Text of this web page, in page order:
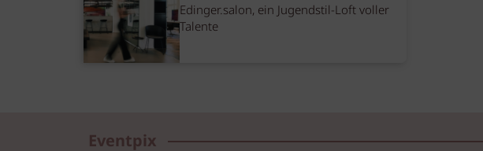
Edinger.salon, ein Jugendstil-Loft voller
Talente
Eventpix